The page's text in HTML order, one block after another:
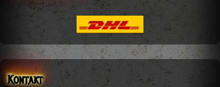
Kontakt